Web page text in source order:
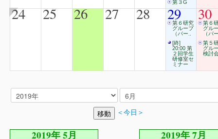
第３G
24 25 26 27 28 29
第６研究
グループ
（パー..
[終]
20:00 第
２回学生
研修室セ
ミナー
30
第６
グル
（パ
第５
グル
検討
＜今日＞
2019年 5月 2019年 7月